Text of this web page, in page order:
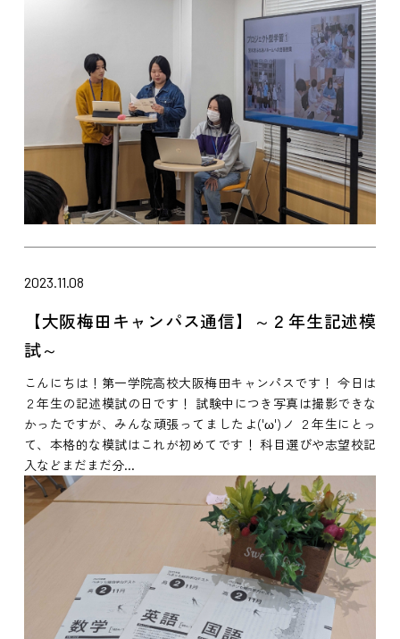
2023.11.08
【大阪梅田キャンパス通信】～２年生記述模
試～
こんにちは！第一学院高校大阪梅田キャンパスです！ 今日は
２年生の記述模試の日です！ 試験中につき写真は撮影できな
かったですが、みんな頑張ってましたよ('ω')ノ ２年生にとっ
て、本格的な模試はこれが初めてです！ 科目選びや志望校記
入などまだまだ分...